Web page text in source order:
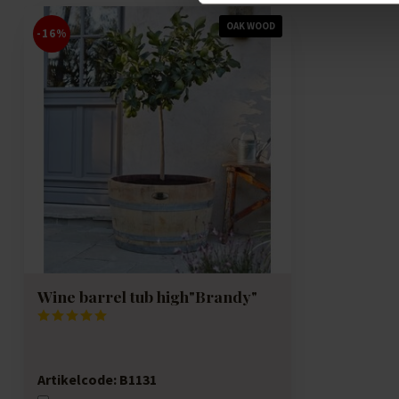
Posted on 31 July 2025 at 22:21
Mooi natuurlijk product. Een eyecatcher in de tuin. Heb
Sabrina de Bruin
Zulke mooie kuipen. Mijn olijfbomen doen het erg
OAK WOOD
-16%
Wine barrel tub high"Brandy"
Artikelcode: B1131